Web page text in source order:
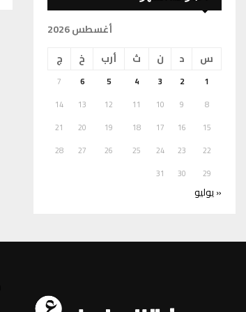
أغسطس 2026
س
د ن ث أرب خ ج
1
2
3
4
5
6
7
8
9
10
11
12
13
14
15
16
17
18
19
20
21
22
23
24
25
26
27
28
29
30
31
« يوليو